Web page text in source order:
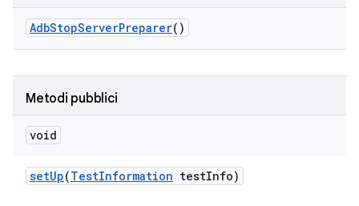
AdbStopServerPreparer()
Metodi pubblici
void
setUp(TestInformation testInfo)